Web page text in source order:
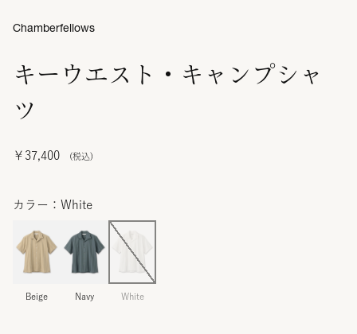
キーウエスト・キャンプシャ
ツ
￥37,400
Chamberfellows
カラー：White
Beige Navy White